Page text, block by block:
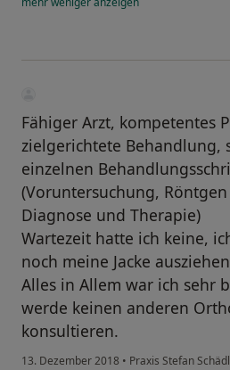
Fähiger Arzt, kompetentes
zielgerichtete Behandlung,
einzelnen
(Voruntersuchung,
Diagnose und Therapie)
Wartezeit hatte ich keine,
noch meine Jacke
Alles in Allem war ich sehr
werde keinen anderen
konsultieren.
13. Dezember 2018 • Praxis Stefan